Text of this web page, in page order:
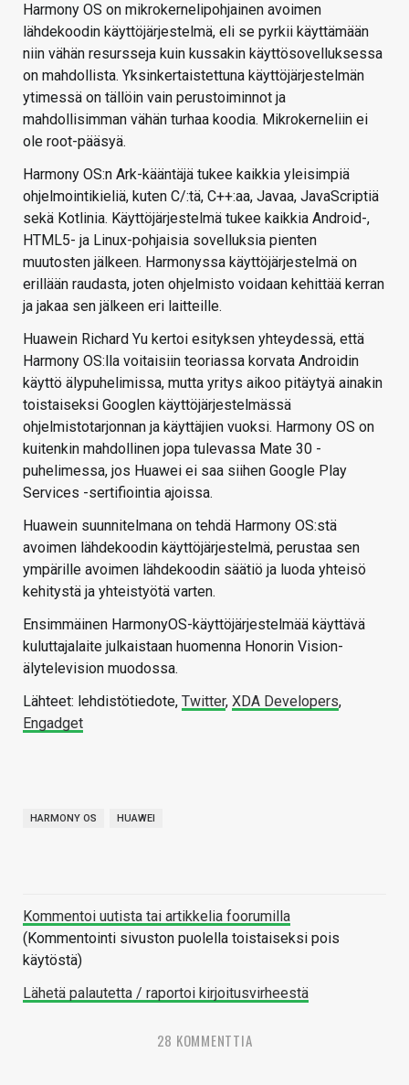
Harmony OS on mikrokernelipohjainen avoimen
lähdekoodin käyttöjärjestelmä, eli se pyrkii käyttämään
niin vähän resursseja kuin kussakin käyttösovelluksessa
on mahdollista. Yksinkertaistettuna käyttöjärjestelmän
ytimessä on tällöin vain perustoiminnot ja
mahdollisimman vähän turhaa koodia. Mikrokerneliin ei
ole root-pääsyä.
Harmony OS:n Ark-kääntäjä tukee kaikkia yleisimpiä
ohjelmointikieliä, kuten C/:tä, C++:aa, Javaa, JavaScriptiä
sekä Kotlinia. Käyttöjärjestelmä tukee kaikkia Android-,
HTML5- ja Linux-pohjaisia sovelluksia pienten
muutosten jälkeen. Harmonyssa käyttöjärjestelmä on
erillään raudasta, joten ohjelmisto voidaan kehittää kerran
ja jakaa sen jälkeen eri laitteille.
Huawein Richard Yu kertoi esityksen yhteydessä, että
Harmony OS:lla voitaisiin teoriassa korvata Androidin
käyttö älypuhelimissa, mutta yritys aikoo pitäytyä ainakin
toistaiseksi Googlen käyttöjärjestelmässä
ohjelmistotarjonnan ja käyttäjien vuoksi. Harmony OS on
kuitenkin mahdollinen jopa tulevassa Mate 30 -
puhelimessa, jos Huawei ei saa siihen Google Play
Services -sertifiointia ajoissa.
Huawein suunnitelmana on tehdä Harmony OS:stä
avoimen lähdekoodin käyttöjärjestelmä, perustaa sen
ympärille avoimen lähdekoodin säätiö ja luoda yhteisö
kehitystä ja yhteistyötä varten.
Ensimmäinen HarmonyOS-käyttöjärjestelmää käyttävä
kuluttajalaite julkaistaan huomenna Honorin Vision-
älytelevision muodossa.
Lähteet: lehdistötiedote, Twitter, XDA Developers,
Engadget
HARMONY OS HUAWEI
Kommentoi uutista tai artikkelia foorumilla
(Kommentointi sivuston puolella toistaiseksi pois
käytöstä)
Lähetä palautetta / raportoi kirjoitusvirheestä
28 KOMMENTTIA